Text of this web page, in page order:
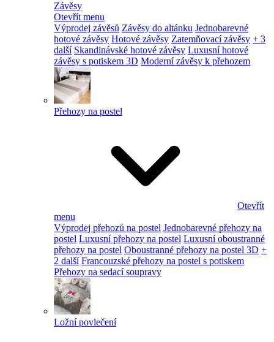
Závěsy
Otevřít menu
Výprodej závěsů Závěsy do altánku Jednobarevné
hotové závěsy Hotové závěsy Zatemňovací závěsy + 3
další Skandinávské hotové závěsy Luxusní hotové
závěsy s potiskem 3D Moderní závěsy k přehozem
Přehozy na postel
Otevřít
menu
Výprodej přehozů na postel Jednobarevné přehozy na
postel Luxusní přehozy na postel Luxusní oboustranné
přehozy na postel Oboustranné přehozy na postel 3D +
2 další Francouzské přehozy na postel s potiskem
Přehozy na sedací soupravy
Ložní povlečení